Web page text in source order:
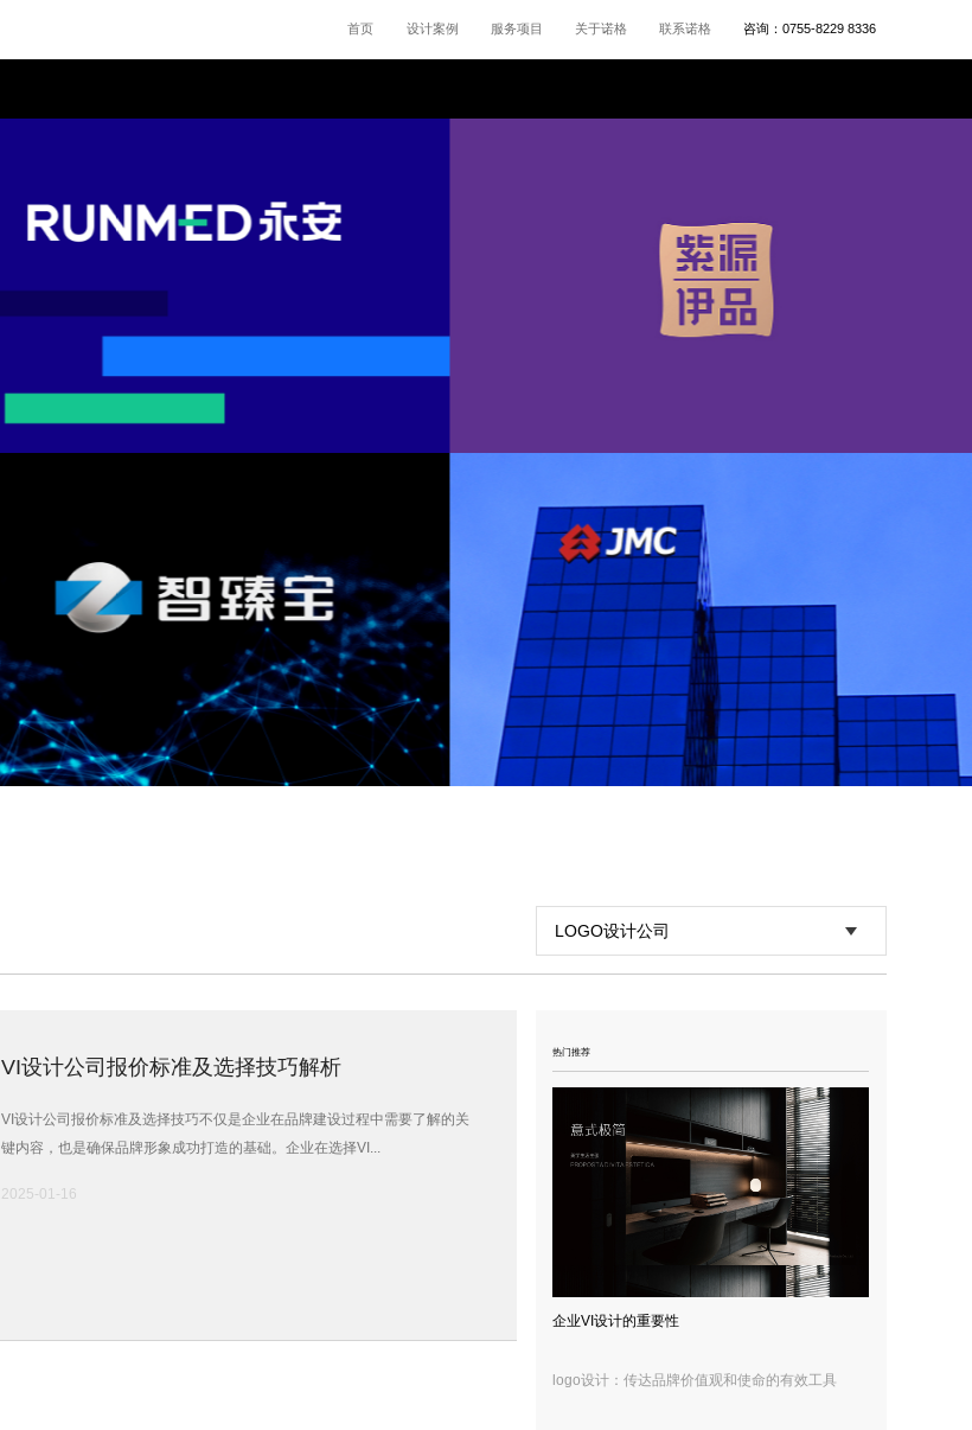
首页 设计案例 服务项目 关于诺格 联系诺格 咨询：0755-8229 8336
智臻宝
手表品牌设计,电子VI设计,电子画册设计
紫源伊品
保健品LOGO设计,产品包装设计
富乔鑫资本
投资公司VI设计,金融品牌设计
LOGO设计公司
VI设计公司报价标准及选择技巧解析
VI设计公司报价标准及选择技巧不仅是企业在品牌建设过程中需要了解的关
键内容，也是确保品牌形象成功打造的基础。企业在选择VI...
2025-01-16
热门推荐
企业VI设计的重要性
logo设计：传达品牌价值观和使命的有效工具